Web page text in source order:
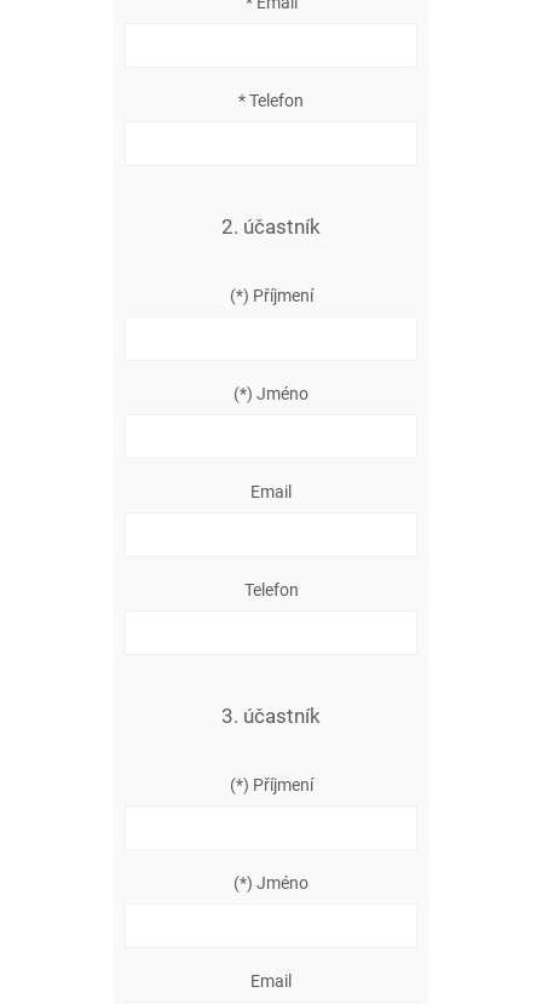
* Telefon
2. účastník
(*) Příjmení
(*) Jméno
Email
Telefon
3. účastník
(*) Příjmení
(*) Jméno
Email